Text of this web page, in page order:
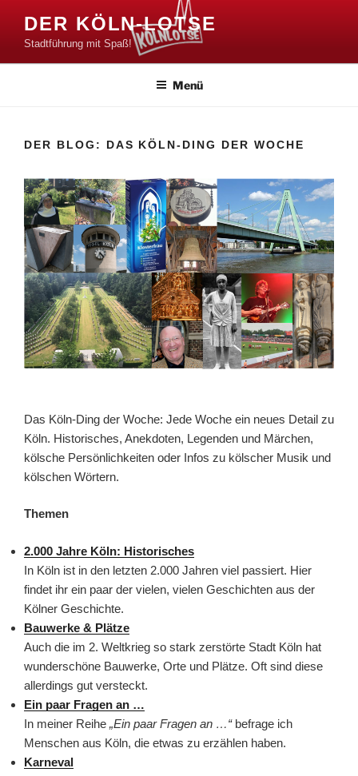
Inhalt
springen
DER KÖLN-LOTSE
Stadtführung mit Spaß!
Menü
DER BLOG: DAS KÖLN-DING DER WOCHE
Das Köln-Ding der Woche: Jede Woche ein neues Detail zu
Köln. Historisches, Anekdoten, Legenden und Märchen,
kölsche Persönlichkeiten oder Infos zu kölscher Musik und
kölschen Wörtern.
Themen
2.000 Jahre Köln: Historisches
In Köln ist in den letzten 2.000 Jahren viel passiert. Hier
findet ihr ein paar der vielen, vielen Geschichten aus der
Kölner Geschichte.
Bauwerke & Plätze
Auch die im 2. Weltkrieg so stark zerstörte Stadt Köln hat
wunderschöne Bauwerke, Orte und Plätze. Oft sind diese
allerdings gut versteckt.
Ein paar Fragen an …
In meiner Reihe „Ein paar Fragen an …“befrage ich
Menschen aus Köln, die etwas zu erzählen haben.
Karneval